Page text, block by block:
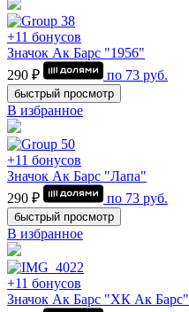
+11 бонусов
Значок Ак Барс "1956"
290 ₽
по 73 руб.
быстрый просмотр
В избранное
+11 бонусов
Значок Ак Барс "Лапа"
290 ₽
по 73 руб.
быстрый просмотр
В избранное
+11 бонусов
Значок Ак Барс "ХК Ак Барс"